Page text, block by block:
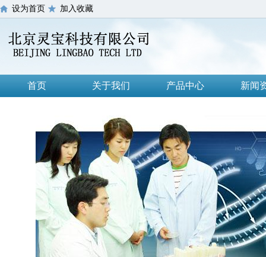
设为首页 加入收藏
首页 关于我们 产品中心 新闻